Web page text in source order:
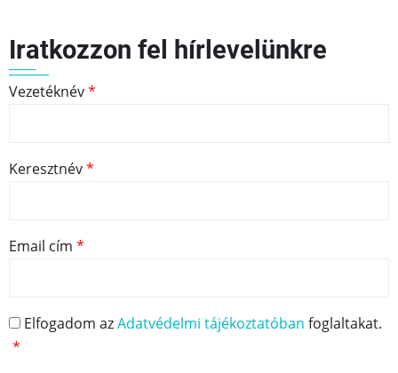
Iratkozzon fel hírlevelünkre
Vezetéknév
Keresztnév
Email cím
Elfogadom azAdatvédelmi tájékoztatóban foglaltakat.